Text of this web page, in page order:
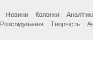
Новини Колонки
Розслідування Творчість